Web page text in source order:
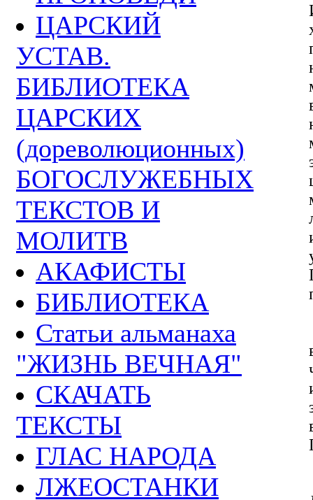
ЦАРСКИЙ
УСТАВ.
БИБЛИОТЕКА
ЦАРСКИХ
(дореволюционных)
БОГОСЛУЖЕБНЫХ
ТЕКСТОВ И
МОЛИТВ
АКАФИСТЫ
БИБЛИОТЕКА
Статьи альманаха
"ЖИЗНЬ ВЕЧНАЯ"
СКАЧАТЬ
ТЕКСТЫ
ГЛАС НАРОДА
ЛЖЕОСТАНКИ